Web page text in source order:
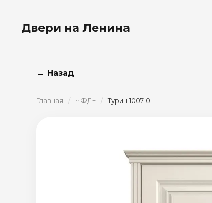
Двери на Ленина
← Назад
Главная / ЧФД+ / Турин 1007-0